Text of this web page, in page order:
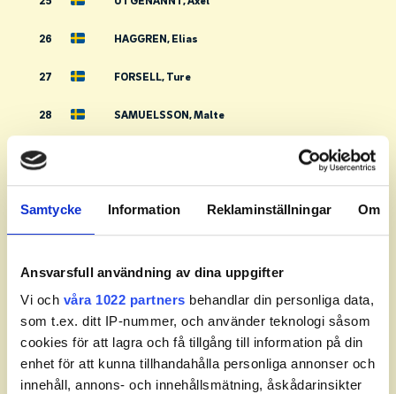
Samtycke Information Reklaminställningar Om
Ansvarsfull användning av dina uppgifter
Vi och våra 1022 partners behandlar din personliga data,
som t.ex. ditt IP-nummer, och använder teknologi såsom
cookies för att lagra och få tillgång till information på din
enhet för att kunna tillhandahålla personliga annonser och
innehåll, annons- och innehållsmätning, åskådarinsikter
26 HAGGREN, Elias
27 FORSELL, Ture
28 SAMUELSSON, Malte
29
30 VINNERHOLT, Nova
EVENÅS, Albin
33 EVENÅS, Lucas
34 CARLSSON, Noel
35 HEDLUND, Lars